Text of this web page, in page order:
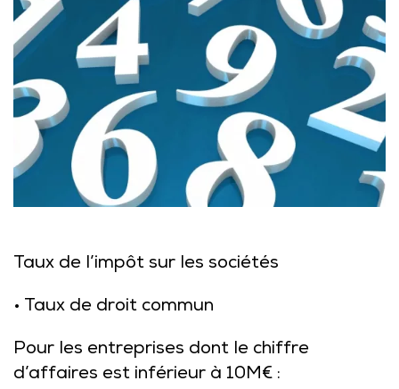
Taux de l’impôt sur les sociétés
• Taux de droit commun
Pour les entreprises dont le chiffre
d’affaires est inférieur à 10M€ :